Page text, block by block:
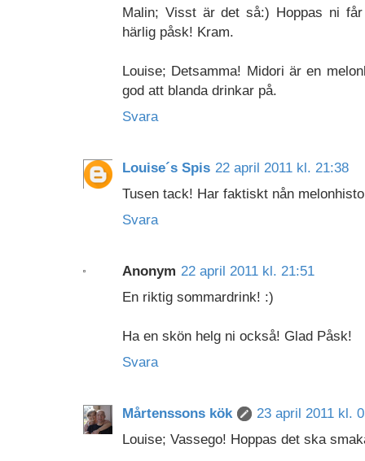
Malin; Visst är det så:) Hoppas ni
härlig påsk! Kram.
Louise; Detsamma! Midori är en
god att blanda drinkar på.
Svara
Louise´s Spis 22 april 2011 kl. 21:38
Tusen tack! Har faktiskt nån
Svara
Anonym 22 april 2011 kl. 21:51
En riktig sommardrink! :)
Ha en skön helg ni också! Glad Påsk!
Svara
Mårtenssons kök
23 april 2011 kl.
Louise; Vassego! Hoppas det ska